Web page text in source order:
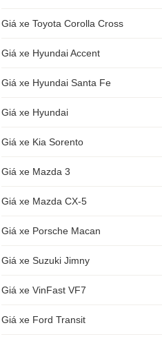
Giá xe Toyota Corolla Cross
Giá xe Hyundai Accent
Giá xe Hyundai Santa Fe
Giá xe Hyundai
Giá xe Kia Sorento
Giá xe Mazda 3
Giá xe Mazda CX-5
Giá xe Porsche Macan
Giá xe Suzuki Jimny
Giá xe VinFast VF7
Giá xe Ford Transit